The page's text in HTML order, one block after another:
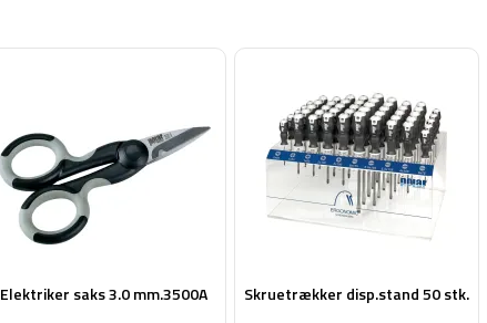
Elektriker saks 3.0 mm.3500A Skruetrækker disp.stand 50 stk.